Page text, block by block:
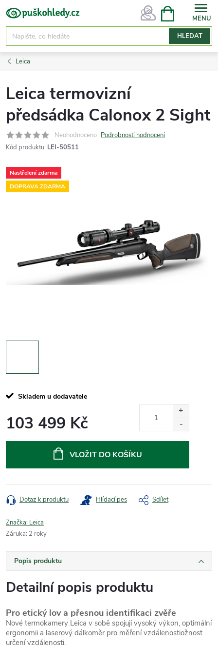
Přejít
na
obsah
HLEDAT
NÁKUPNÍ
Leica
Leica termovizní
předsádka Calonox 2 Sight
Neohodnoceno Podrobnosti hodnocení
Kód produktu: LEI-50511
Nastřelení zdarma
DOPRAVA ZDARMA
Skladem u dodavatele
103 499 Kč
VLOŽIT DO KOŠÍKU
Dotaz k produktu Hlídací pes Sdílet
Značka: Leica
Záruka: 2 roky
Popis produktu
Detailní popis produktu
Pro etický lov a přesnou identifikaci zvěře
Nové termokamery Leica v sobě spojují vysoký výkon, optimální
ergonomii a laserový dálkoměr pro měření vzdálenostiožnost
určení vzdálenosti.